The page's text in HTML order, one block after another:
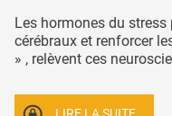
Les hormones du
cérébraux et renforcer
» , relèvent ces